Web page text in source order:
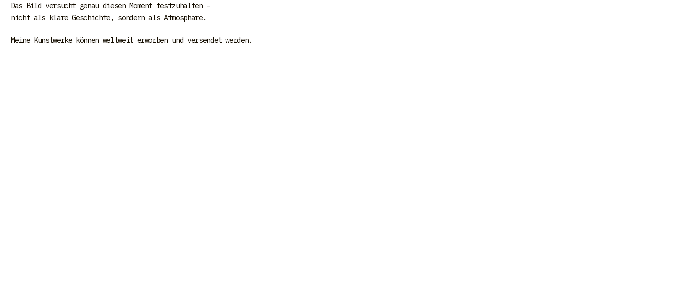
Das Bild versucht genau diesen Moment festzuhalten –
nicht als klare Geschichte, sondern als Atmosphäre.
Meine Kunstwerke können weltweit erworben und versendet werden.